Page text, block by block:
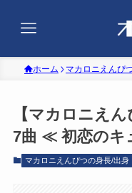
ホーム マカロニえんぴ
【マカロニえ
7曲 ≪ 初恋のキ
マカロニえんぴつの身長/出身